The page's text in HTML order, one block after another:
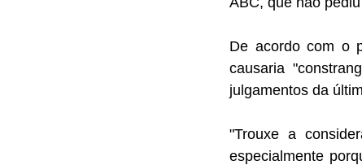
De acordo com o
causaria
julgamentos da
"Trouxe a
especialmente